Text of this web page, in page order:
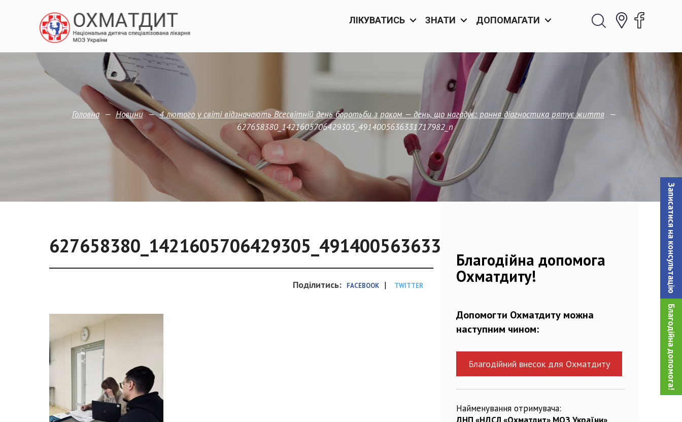
Записатися на консультацiю
Благодійна допомога!
ЛІКУВАТИСЬ ЗНАТИ ДОПОМАГАТИ
Головна — Новини — 4 лютого у світі відзначають Всесвітній день боротьби з раком — день, що нагадує: рання діагностика рятує життя —
627658380_1421605706429305_4914005636331717982_n
627658380_1421605706429305_4914005636331717982_n
Поділитись: FACEBOOK | TWITTER
Благодійна допомога
Охматдиту!
Допомогти Охматдиту можна
наступним чином:
Благодійний внесок для Охматдиту
Найменування отримувача: